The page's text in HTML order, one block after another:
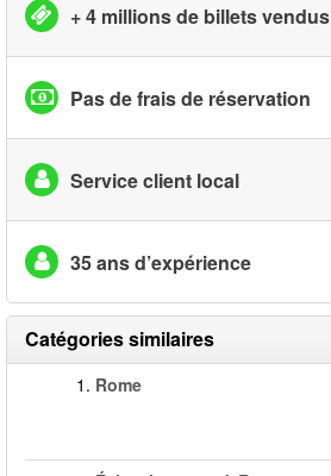
+ 4 millions de billets vendus
Pas de frais de réservation
Service client local
35 ans d’expérience
Catégories similaires
1. Rome